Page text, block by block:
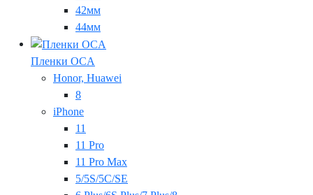
42мм
44мм
Пленки OCA
Honor, Huawei
8
iPhone
11
11 Pro
11 Pro Max
5/5S/5C/SE